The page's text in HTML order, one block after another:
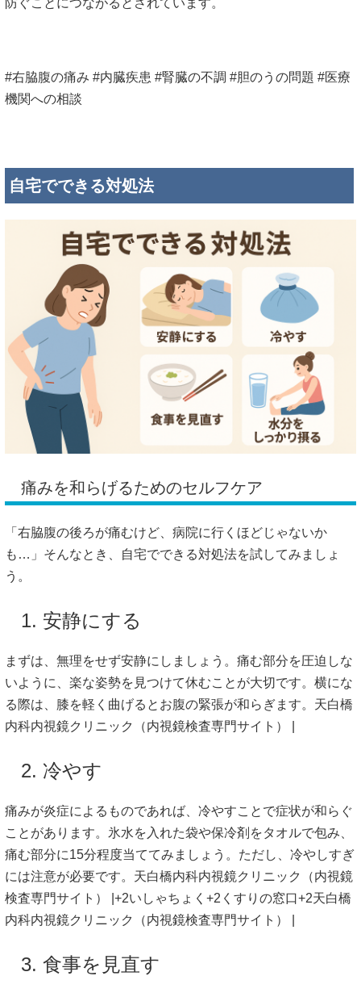
防ぐことにつながる と さ れてい ます。
#右脇腹の痛み #内臓疾患 #腎臓の不調 #胆のう の問題 #医療
機関への相談
自宅でできる対処法
痛みを和らげるためのセルフケア
「 右脇腹の後ろが痛むけど、 病院に行く ほどじゃないか
も…」 そんなとき、 自宅でできる対処法を試してみ ま しょ
う。
1. 安静にする
まずは、 無理をせず安静に しま しょう。 痛む部分を圧迫 しな
いよう に、 楽な姿勢を 見つけて休むこと が大切です。 横にな
る際は、 膝を軽 く 曲げる と お腹の緊張が和ら ぎます。 天白橋
内科内視鏡クリニック（内視鏡検査専門サイト） |
2. 冷やす
痛みが炎症による ものであれば、 冷やすこと で症状が和らぐ
こと があり ます。 氷水を 入れた袋や保冷剤 をタオルで包み、
痛む部分に15分程度当ててみ ま しょう。 ただし、 冷やしすぎ
には注意が必要です。 天白橋内科内視鏡クリニック（内視鏡
検査専門サイト） | +2いしゃちょく +2 くすりの窓口+2天白橋
内科内視鏡クリニック（内視鏡検査専門サイト） |
3. 食事を 見直す